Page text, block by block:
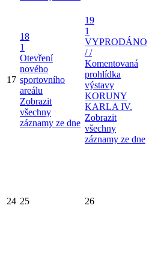
17
18
1
Otevření
nového
sportovního
areálu
Zobrazit
všechny
záznamy ze dne
19
1
VYPRODÁNO
/ /
Komentovaná
prohlídka
výstavy
KORUNY
KARLA IV.
Zobrazit
všechny
záznamy ze dne
24 25 26